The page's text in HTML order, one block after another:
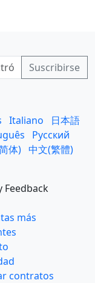
Italiano
日本語
Русский
体) 中文(繁體)
Feedback
más
contratos